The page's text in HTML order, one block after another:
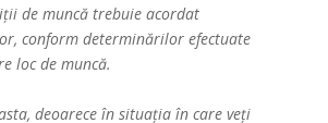
de muncă trebuie acordat
conform determinărilor efectuate
loc de muncă.
deoarece în situația în care veți